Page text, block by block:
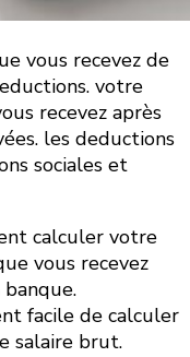
vous recevez de
votre
recevez après
les deductions
sociales et
calculer votre
vous recevez
facile de calculer
salaire brut.